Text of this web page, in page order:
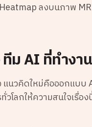
ลงบนภาพ
ม AI ที่ทำงา
นวคิดใหม่คือออกแบบ
โลกให้ความสนใจเรื่อ